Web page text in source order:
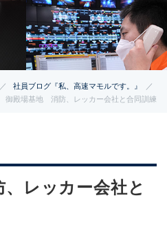
社員ブログ『私、高速マモルです。』
御殿場基地 消防、レッカー会社と合同訓練
レッカー会社と